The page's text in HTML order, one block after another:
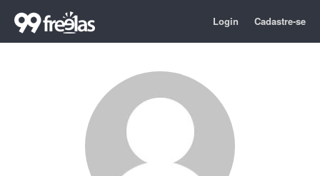
Login Cadastre-se